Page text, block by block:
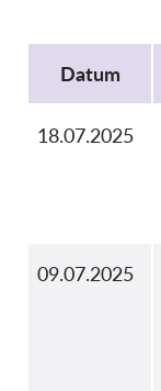
Datum
18.07.2025
09.07.2025